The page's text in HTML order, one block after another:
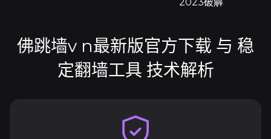
佛跳墙v n最新版官方下载 与 稳
定翻墙工具 技术解析